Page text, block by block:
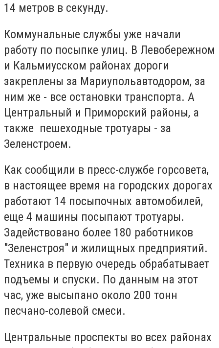
14 метров в секунду.
Коммунальные службы уже начали
работу по посыпке улиц. В Левобережном
и Кальмиусском районах дороги
закреплены за Мариупольавтодором, за
ним же - все остановки транспорта. А
Центральный и Приморский районы, а
также пешеходные тротуары - за
Зеленстроем.
Как сообщили в пресс-службе горсовета,
в настоящее время на городских дорогах
работают 14 посыпочных автомобилей,
еще 4 машины посыпают тротуары.
Задействовано более 180 работников
"Зеленстроя" и жилищных предприятий.
Техника в первую очередь обрабатывает
подъемы и спуски. По данным на этот
час, уже высыпано около 200 тонн
песчано-солевой смеси.
Центральные проспекты во всех районах